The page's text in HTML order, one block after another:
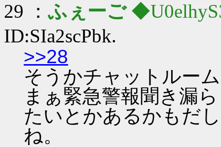
29 ：ふぇーご
ID:SIa2scPbk.
>>28
そうかチャットルー
まぁ緊急警報聞き漏
たいとかあるかもだ
ね。